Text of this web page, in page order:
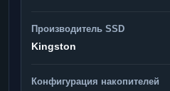
Производитель SSD
Kingston
Конфигурация накопителей